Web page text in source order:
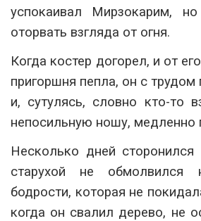
успокаивал Мирзокарим,
оторвать взгляда от огня.
Когда костер догорел, и от
пригоршня пепла, он с трудом
и, сутулясь, словно кто-то
непосильную ношу, медленно
Несколько дней
старухой не
бодрости, которая не
когда он свалил дерево, не